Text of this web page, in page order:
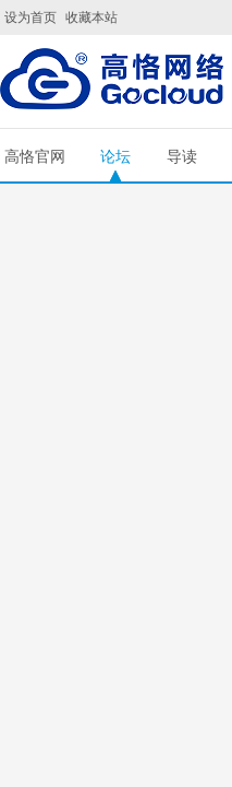
设为首页 收藏本站
高恪官网 论坛 导读